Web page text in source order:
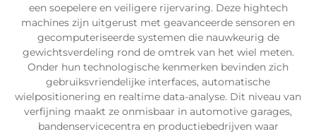
een soepelere en veiligere rijervaring. Deze hightech
machines zijn uitgerust met geavanceerde sensoren en
gecomputeriseerde systemen die nauwkeurig de
gewichtsverdeling rond de omtrek van het wiel meten.
Onder hun technologische kenmerken bevinden zich
gebruiksvriendelijke interfaces, automatische
wielpositionering en realtime data-analyse. Dit niveau van
verfijning maakt ze onmisbaar in automotive garages,
bandenservicecentra en productiebedrijven waar